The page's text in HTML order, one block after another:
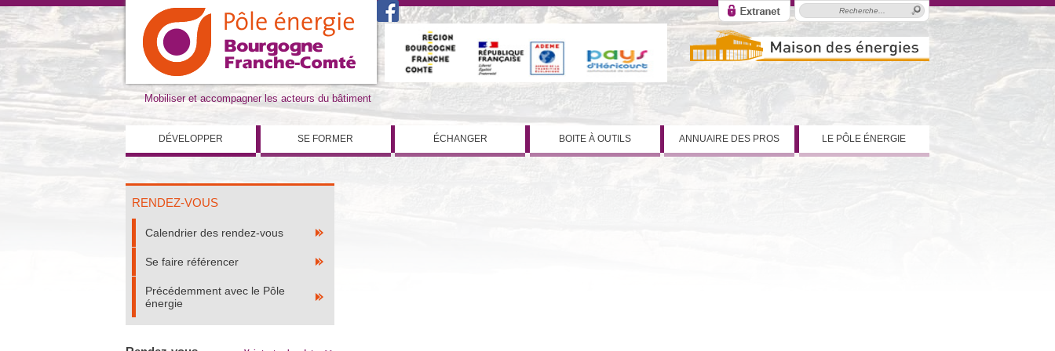
Mobiliser et accompagner les acteurs du bâtiment
DÉVELOPPER SE FORMER ÉCHANGER BOITE À OUTILS ANNUAIRE DES PROS LE PÔLE ÉNERGIE
RENDEZ-VOUS
Calendrier des rendez-vous
Se faire référencer
Précédemment avec le Pôle
énergie